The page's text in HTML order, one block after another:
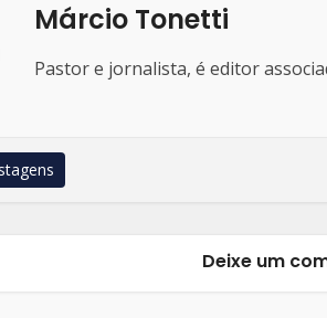
Márcio Tonetti
Pastor e jornalista, é editor
Deixe um